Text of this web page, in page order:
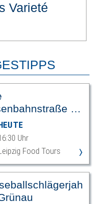
Varieté
–
lecker
Uhr
Food Tours
›